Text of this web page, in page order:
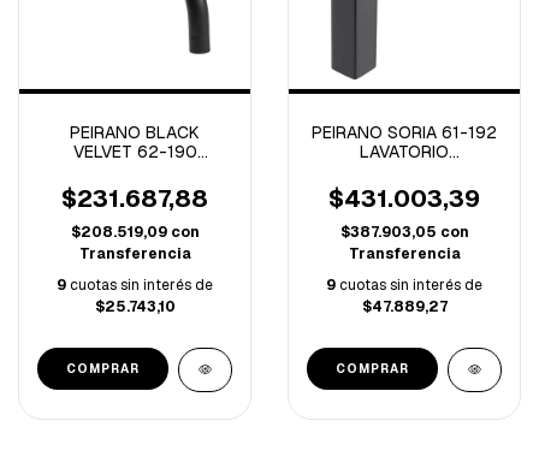
PEIRANO BLACK
VELVET 62-190
C/CERAMICO (A)
$231.687,88
$208.519,09 con
Transferencia
9cuotas sin interés de
$25.743,10
PEIRANO SORIA 61-192
LAVATORIO
SORIA NEGRO (B)
$431.003,39
$387.903,05 con
Transferencia
9cuotas sin interés de
$47.889,27